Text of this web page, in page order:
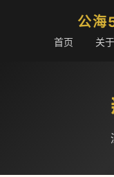
公
首页 关